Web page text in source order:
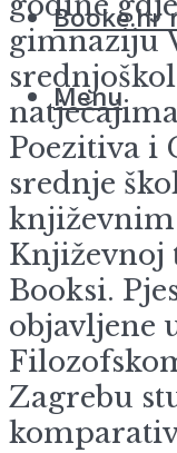
Booke.hr
Menu
gimnaziju
Poezitiva i
srednje
književnim
Književnoj
Booksi.
objavljene
Zagrebu